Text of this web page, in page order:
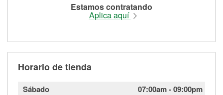
Estamos contratando
Aplica aquí
Horario de tienda
Sábado 07:00am-09:00pm